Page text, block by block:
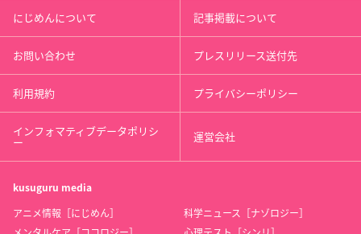
にじめんについて 記事掲載について
お問い合わせ プレスリリース送付先
利用規約 プライバシーポリシー
インフォマティブデータポリシ
ー 運営会社
kusuguru media
アニメ情報［にじめん］
科学ニュース［ナゾロジー］